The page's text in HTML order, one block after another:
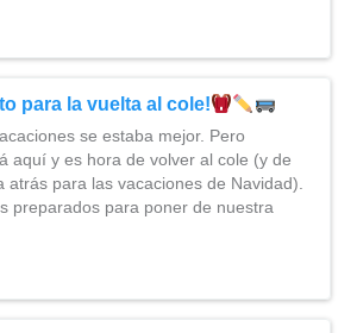
para la vuelta al cole!
se estaba mejor. Pero
aquí y es hora de volver al cole (y de
atrás para las vacaciones de Navidad).
preparados para poner de nuestra